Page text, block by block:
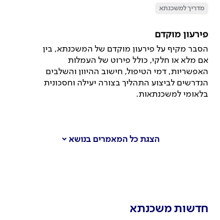
מדריך למשכנתא
פירעון מוקדם
הסבר מקיף על פירעון מוקדם של המשכנתא, בין
אם מלא או חלקי, כולל פירוט של העמלות
האפשריות, דמי הטיפול, חישוב ההיוון והשלבים
הנדרשים לביצוע התהליך בצורה יעילה וחסכונית
בלאומי למשכנתאות.
הצגת כל המאמרים בנושא
חדשות משכנתא